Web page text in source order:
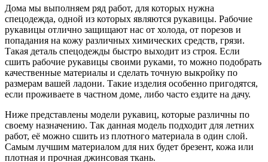
Дома мы выполняем ряд работ, для которых нужна
спецодежда, одной из которых являются рукавицы. Рабочие
рукавицы отлично защищают нас от холода, от порезов и
попадания на кожу различных химических средств, грязи.
Такая деталь спецодежды быстро выходит из строя. Если
сшить рабочие рукавицы своими руками, то можно подобрать
качественные материалы и сделать точную выкройку по
размерам вашей ладони. Такие изделия особенно пригодятся,
если проживаете в частном доме, либо часто ездите на дачу.
Ниже представлены модели рукавиц, которые различны по
своему назначению. Так данная модель подходит для летних
работ, её можно сшить из плотного материала в один слой.
Самым лучшим материалом для них будет брезент, кожа или
плотная и прочная джинсовая ткань.